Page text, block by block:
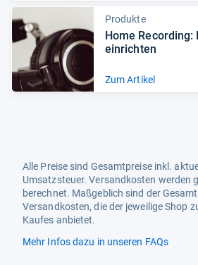
Produkte
Home
ein­rich­ten
Zum Artikel
Alle Preise sind Gesamtpreise inkl.
Umsatzsteuer. Versandkosten werden
berechnet. Maßgeblich sind der
Versandkosten, die der jeweilige Shop
Kaufes anbietet.
Mehr Infos dazu in unseren FAQs